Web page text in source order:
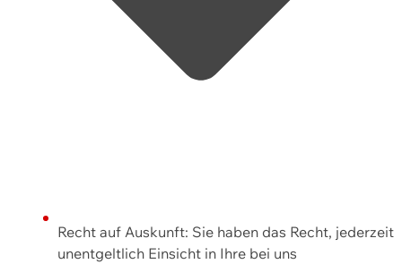
Recht auf Auskunft: Sie haben das Recht, jederzeit
unentgeltlich Einsicht in Ihre bei uns